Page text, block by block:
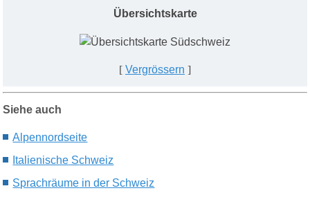
Übersichtskarte
[ Vergrössern ]
Siehe auch
A lpennordseite
Italienische Schweiz
Sprachräume in der Schweiz